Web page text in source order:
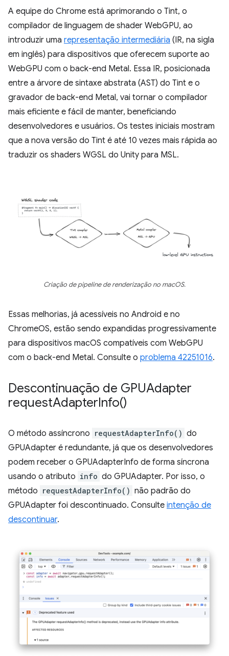
A equipe do Chrome está aprimorando o Tint, o
compilador de linguagem de shader WebGPU, ao
introduzir uma representação intermediária (IR, na sigla
em inglês) para dispositivos que oferecem suporte ao
WebGPU com o back-end Metal. Essa IR, posicionada
entre a árvore de sintaxe abstrata (AST) do Tint e o
gravador de back-end Metal, vai tornar o compilador
mais eficiente e fácil de manter, beneficiando
desenvolvedores e usuários. Os testes iniciais mostram
que a nova versão do Tint é até 10 vezes mais rápida ao
traduzir os shaders WGSL do Unity para MSL.
Criação de pipeline de renderização no macOS.
Essas melhorias, já acessíveis no Android e no
ChromeOS, estão sendo expandidas progressivamente
para dispositivos macOS compatíveis com WebGPU
com o back-end Metal. Consulte o problema 42251016.
Descontinuação de GPUAdapter
requestAdapterInfo()
O método assíncrono requestAdapterInfo() do
GPUAdapter é redundante, já que os desenvolvedores
podem receber o GPUAdapterInfo de forma síncrona
usando o atributo info do GPUAdapter. Por isso, o
método requestAdapterInfo() não padrão do
GPUAdapter foi descontinuado. Consulte intenção de
descontinuar.